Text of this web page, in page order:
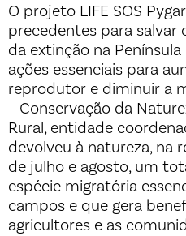
O projeto LIFE SOS
precedentes para
da extinção na
ações essenciais para
reprodutor e diminuir a
– Conservação da
Rural, entidade
devolveu à natureza, na
de julho e agosto, um
espécie migratória
campos e que gera
agricultores e as